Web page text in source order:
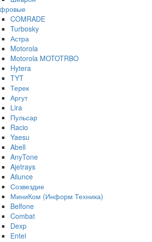
COMRADE
Turbosky
Астра
Motorola
Motorola MOTOTRBO
Hytera
TYT
Терек
Аргут
Lira
Пульсар
Racio
Yaesu
Abell
AnyTone
Ajetrays
Ailunce
Созвездие
МиниКом (Информ Техника)
Belfone
Combat
Dexp
Entel